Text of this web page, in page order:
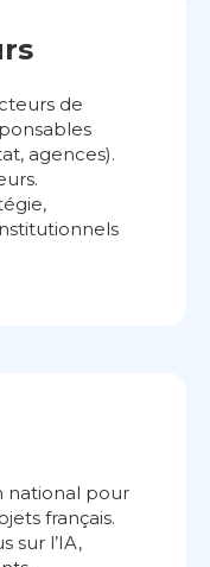
de
agences).
national pour
français.
sur l’IA,